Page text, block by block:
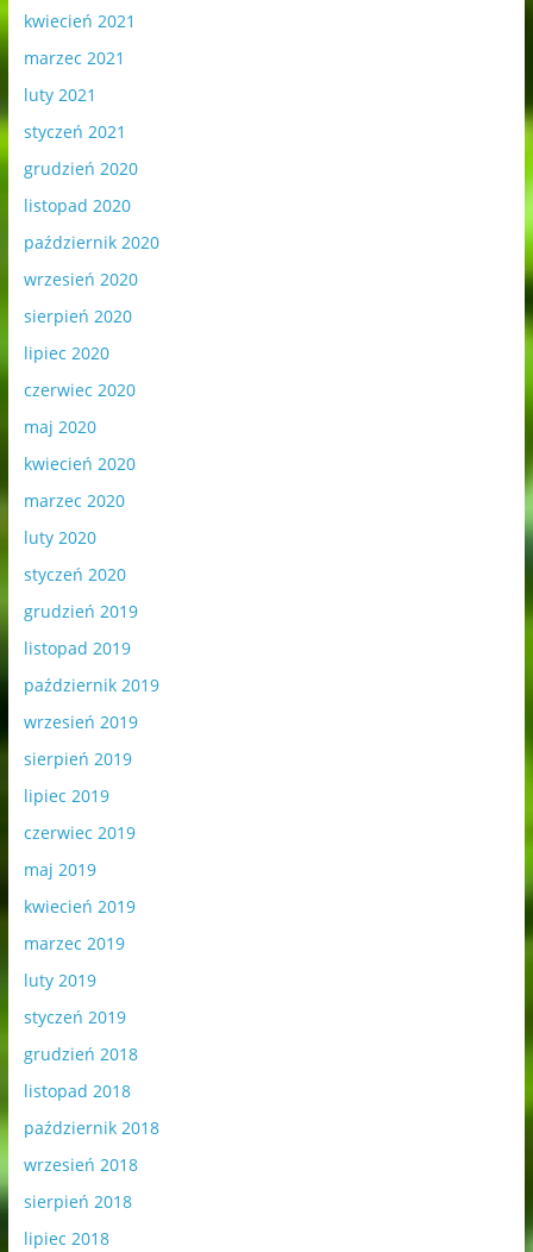
kwiecień 2021
marzec 2021
luty 2021
styczeń 2021
grudzień 2020
listopad 2020
październik 2020
wrzesień 2020
sierpień 2020
lipiec 2020
czerwiec 2020
maj 2020
kwiecień 2020
marzec 2020
luty 2020
styczeń 2020
grudzień 2019
listopad 2019
październik 2019
wrzesień 2019
sierpień 2019
lipiec 2019
czerwiec 2019
maj 2019
kwiecień 2019
marzec 2019
luty 2019
styczeń 2019
grudzień 2018
listopad 2018
październik 2018
wrzesień 2018
sierpień 2018
lipiec 2018